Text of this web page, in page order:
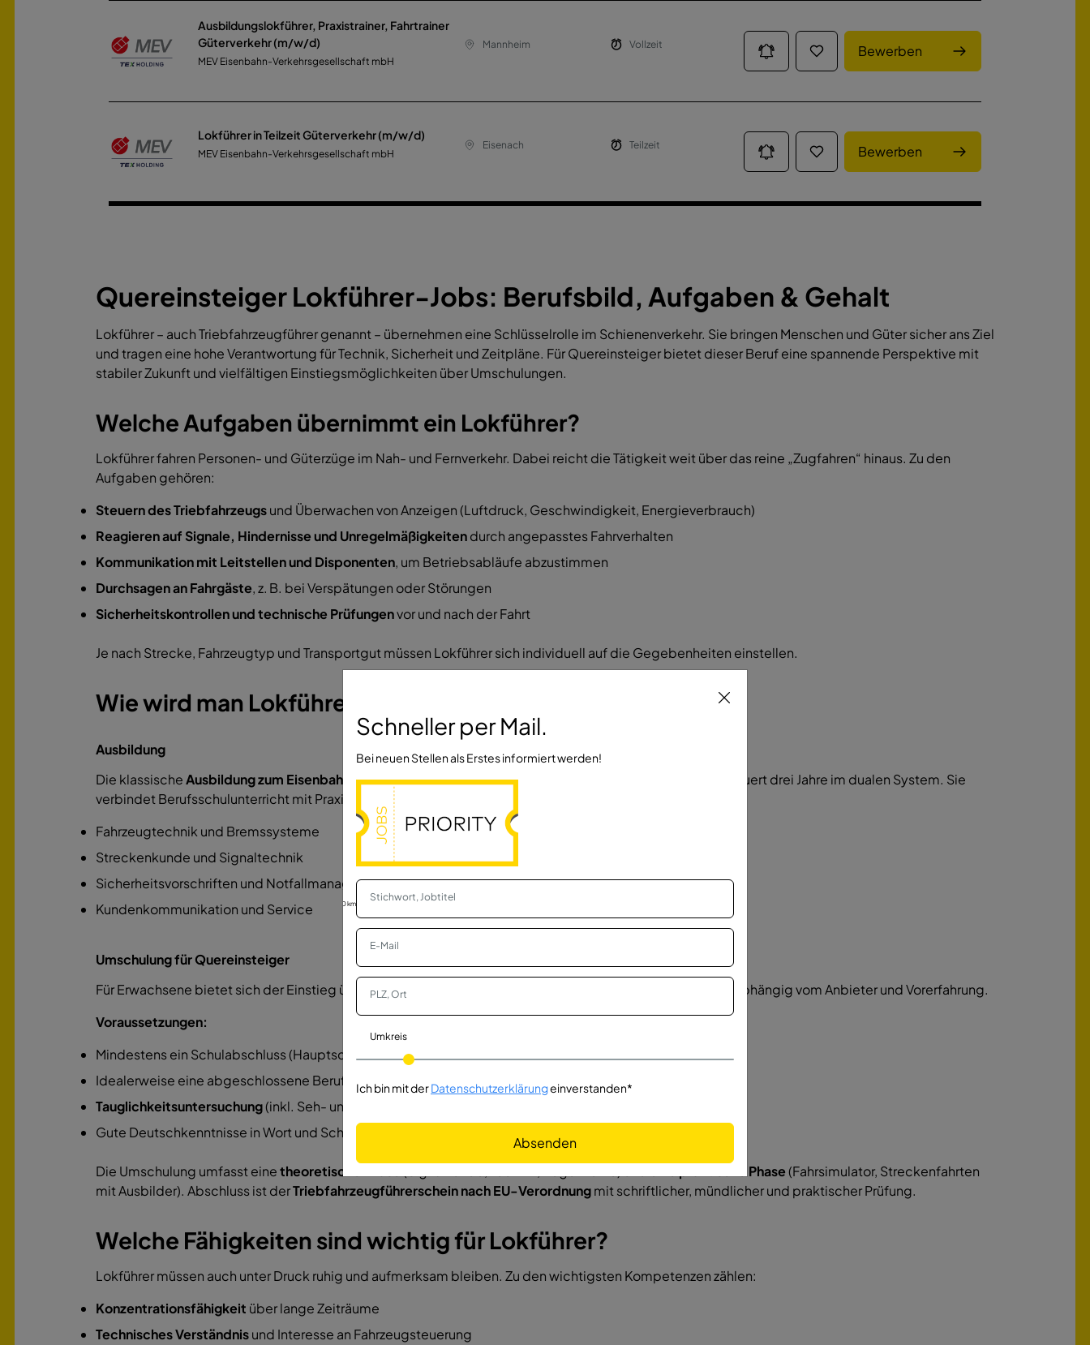
Ausbildungslokführer, Praxistrainer, Fahrtrainer
Güterverkehr (m/w/d)
MEV Eisenbahn-Verkehrsgesellschaft mbH
Mannheim Vollzeit Bewerben
Lokführer in Teilzeit Güterverkehr (m/w/d)
MEV Eisenbahn-Verkehrsgesellschaft mbH
Eisenach Teilzeit Bewerben
Quereinsteiger Lokführer-Jobs: Berufsbild, Aufgaben & Gehalt
Lokführer – auch Triebfahrzeugführer genannt – übernehmen eine Schlüsselrolle im Schienenverkehr. Sie bringen Menschen und Güter sicher ans Ziel
und tragen eine hohe Verantwortung für Technik, Sicherheit und Zeitpläne. Für Quereinsteiger bietet dieser Beruf eine spannende Perspektive mit
stabiler Zukunft und vielfältigen Einstiegsmöglichkeiten über Umschulungen.
Welche Aufgaben übernimmt ein Lokführer?
Lokführer fahren Personen- und Güterzüge im Nah- und Fernverkehr. Dabei reicht die Tätigkeit weit über das reine „Zugfahren“ hinaus. Zu den
Aufgaben gehören:
Steuern des Triebfahrzeugsund Überwachen von Anzeigen (Luftdruck, Geschwindigkeit, Energieverbrauch)
Reagieren auf Signale, Hindernisse und Unregelmäßigkeitendurch angepasstes Fahrverhalten
Kommunikation mit Leitstellen und Disponenten, um Betriebsabläufe abzustimmen
Durchsagen an Fahrgäste, z. B. bei Verspätungen oder Störungen
Sicherheitskontrollen und technische Prüfungenvor und nach der Fahrt
Je nach Strecke, Fahrzeugtyp und Transportgut müssen Lokführer sich individuell auf die Gegebenheiten einstellen.
Wie wird man Lokführer?
Ausbildung
Die klassischeAusbildung zum Eisenbahner im Betriebsdienst – Fachrichtung Lokführer und Transport
dauert drei Jahre im dualen System. Sie
verbindet Berufsschulunterricht mit Praxiseinsätzen im Bahnunternehmen. Ausgebildet wird u. a. in:
Fahrzeugtechnik und Bremssysteme
Streckenkunde und Signaltechnik
Sicherheitsvorschriften und Notfallmanagement
Kundenkommunikation und Service
Umschulung für Quereinsteiger
Für Erwachsene bietet sich der Einstieg über eineUmschulung zum Lokführer
, abhängig vom Anbieter und Vorerfahrung.
Voraussetzungen:
Mindestens ein Schulabschluss (Hauptschule reicht meist aus)
Idealerweise eine abgeschlossene Berufsausbildung
Tauglichkeitsuntersuchung(inkl. Seh- und Hörtest sowie Reaktionstest)
Gute Deutschkenntnisse in Wort und Schrift
Die Umschulung umfasst einetheoretische Phase praktische Phase(Fahrsimulator, Streckenfahrten
mit Ausbilder). Abschluss ist derTriebfahrzeugführerschein nach EU-Verordnungmit schriftlicher, mündlicher und praktischer Prüfung.
Welche Fähigkeiten sind wichtig für Lokführer?
Lokführer müssen auch unter Druck ruhig und aufmerksam bleiben. Zu den wichtigsten Kompetenzen zählen:
Konzentrationsfähigkeit über lange Zeiträume
Technisches Verständnisund Interesse an Fahrzeugsteuerung
Schneller per Mail.
Bei neuen Stellen als Erstes informiert werden!
Umkreis
30 km
Ich bin mit derDatenschutzerklärungeinverstanden*
Absenden